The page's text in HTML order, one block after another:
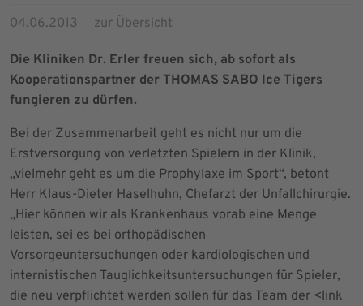
04.06.2013 zur Übersicht
Die Kliniken Dr. Erler freuen sich, ab sofort als
Kooperationspartner der THOMAS SABO Ice Tigers
fungieren zu dürfen.
Bei der Zusammenarbeit geht es nicht nur um die
Erstversorgung von verletzten Spielern in der Klinik,
„vielmehr geht es um die Prophylaxe im Sport“, betont
Herr Klaus-Dieter Haselhuhn, Chefarzt der Unfallchirurgie.
„Hier können wir als Krankenhaus vorab eine Menge
leisten, sei es bei orthopädischen
Vorsorgeuntersuchungen oder kardiologischen und
internistischen Tauglichkeitsuntersuchungen für Spieler,
die neu verpflichtet werden sollen für das Team der <link